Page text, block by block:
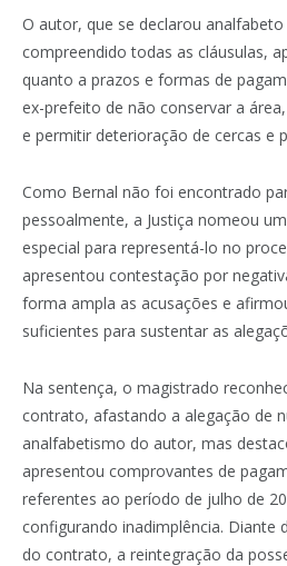
O autor, que se declarou
compreendido todas as cláusulas,
quanto a prazos e formas de
ex-prefeito de não conservar a
e permitir deterioração de cercas e
Como Bernal não foi encontrado
pessoalmente, a Justiça nomeou
especial para representá-lo no
apresentou contestação por
forma ampla as acusações e
suficientes para sustentar as
Na sentença, o magistrado
contrato, afastando a alegação de
analfabetismo do autor, mas
apresentou comprovantes de
referentes ao período de julho de
configurando inadimplência. Diante
do contrato, a reintegração da